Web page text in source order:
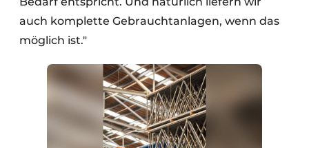
auch komplette Gebrauchtanlagen, wenn das
möglich ist."